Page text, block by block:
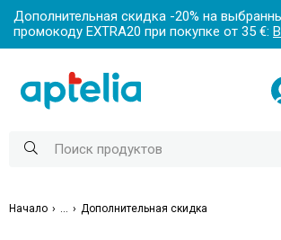
Дополнительная скидка -20% на
промокоду EXTRA20 при покупке от 35 €:
Начало Дополнительная скидка